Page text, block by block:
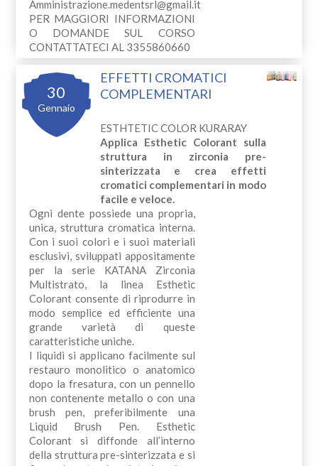
Amministrazione.medentsrl@gmail.it
PER MAGGIORI INFORMAZIONI
O DOMANDE SUL CORSO
CONTATTATECI AL 3355860660
30
Gennaio
EFFETTI CROMATICI
COMPLEMENTARI
ESTHTETIC COLOR KURARAY
Applica Esthetic Colorant sulla
struttura in zirconia pre-
sinterizzata e crea effetti
cromatici complementari in modo
facile e veloce.
Ogni dente possiede una propria,
unica, struttura cromatica interna.
Con i suoi colori e i suoi materiali
esclusivi, sviluppati appositamente
per la serie KATANA Zirconia
Multistrato, la linea Esthetic
Colorant consente di riprodurre in
modo semplice ed efficiente una
grande varietà di queste
caratteristiche uniche.
I liquidi si applicano facilmente sul
restauro monolitico o anatomico
dopo la fresatura, con un pennello
non contenente metallo o con una
brush pen, preferibilmente una
Liquid Brush Pen. Esthetic
Colorant si diffonde all’interno
della struttura pre-sinterizzata e si